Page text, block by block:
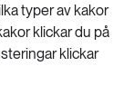
typer av kakor
klickar du på
klickar
lösningarna